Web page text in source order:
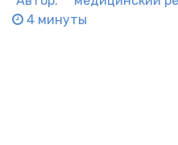
4 минуты